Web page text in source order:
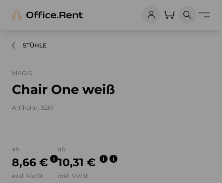
STÜHLE
MAGIS
Chair One weiß
Artikelnr. 3261
ab
8,66 €
exkl. MwSt
ab
10,31 €
inkl. MwSt